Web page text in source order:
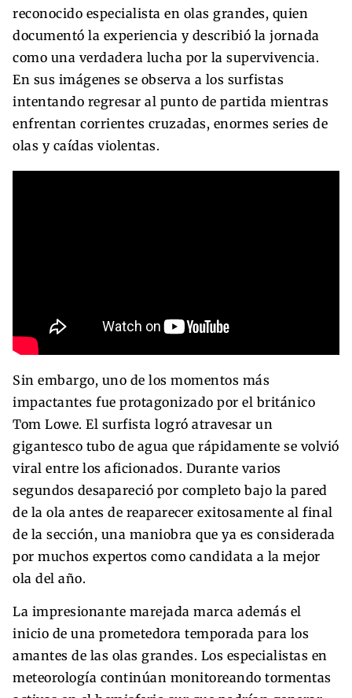
reconocido especialista en olas grandes, quien
documentó la experiencia y describió la jornada
como una verdadera lucha por la supervivencia.
En sus imágenes se observa a los surfistas
intentando regresar al punto de partida mientras
enfrentan corrientes cruzadas, enormes series de
olas y caídas violentas.
Sin embargo, uno de los momentos más
impactantes fue protagonizado por el británico
Tom Lowe. El surfista logró atravesar un
gigantesco tubo de agua que rápidamente se volvió
viral entre los aficionados. Durante varios
segundos desapareció por completo bajo la pared
de la ola antes de reaparecer exitosamente al final
de la sección, una maniobra que ya es considerada
por muchos expertos como candidata a la mejor
ola del año.
La impresionante marejada marca además el
inicio de una prometedora temporada para los
amantes de las olas grandes. Los especialistas en
meteorología continúan monitoreando tormentas